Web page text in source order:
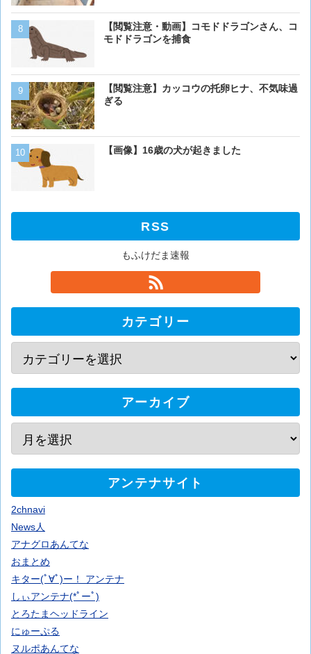
【閲覧注意・動画】コモドドラゴンさん、コ
モドドラゴンを捕食
【閲覧注意】カッコウの托卵ヒナ、不気味過
ぎる
【画像】16歳の犬が起きました
【閲覧注意・動画】コモ
モドドラゴンを捕食
【画像】16歳の犬が起きま
【画像】猫が抱きついてく
RSS
もふけだま速報
カテゴリー
アーカイブ
アンテナサイト
2chnavi
News人
アナグロあんてな
おまとめ
キター(ﾟ∀ﾟ)ー！ アンテナ
しぃアンテナ(*ﾟーﾟ)
とろたまヘッドライン
にゅーぷる
ヌルポあんてな